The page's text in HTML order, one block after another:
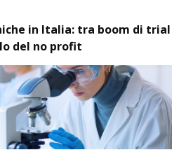
in Italia: tra boom di trial
del no profit